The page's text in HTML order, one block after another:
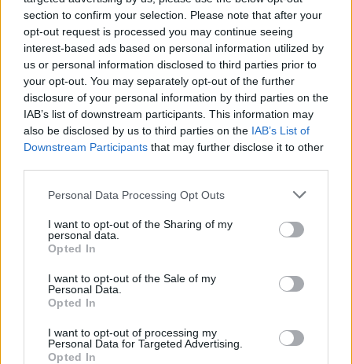
section to confirm your selection. Please note that after your
opt-out request is processed you may continue seeing
interest-based ads based on personal information utilized by
us or personal information disclosed to third parties prior to
your opt-out. You may separately opt-out of the further
disclosure of your personal information by third parties on the
IAB’s list of downstream participants. This information may
also be disclosed by us to third parties on the IAB’s List of
Downstream Participants that may further disclose it to other
Please note that this website/app uses one or more Google
not limited to your visit or usage behaviour. You may click to
grant or deny consent to Google and its third-party tags to
use your data for below specified purposes in below Google
consent section.
Personal Data Processing Opt Outs
I want to opt-out of the Sharing of my
personal data.
Opted In
I want to opt-out of the Sale of my
Personal Data.
Opted In
I want to opt-out of processing my
Personal Data for Targeted Advertising.
Opted In
facebookon! Támogasd 1%-oddal a bringás
fejlődésért dolgozó Magyar Kerékpárosklubot!
Csajok, vélemény?
Szeglet Orsi 2014. november 06.
Tetoválások, szakáll, szép bringa, jó idő. Egy szóval?
Dög. Ha tetszett a poszt, nyomj egy lájkot és kövesd
a blogot a facebookon!
2014. szeptember 03.
Itt a szeptember, vége a mókának. Az utcákon újra
dívik az office look, de azért hétvégén egy jó bringás
pikniken elbúcsúztathatod velünk a nyarat. Gyere
szombaton a Margitszigetre! Ha tetszett a poszt,
nyomj egy lájkot és kövesd a blogot a facebookon!